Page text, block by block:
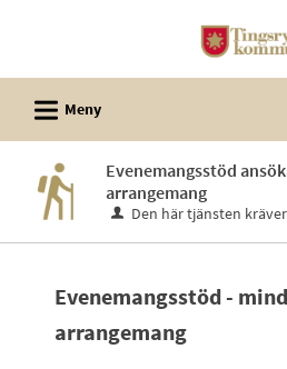
e-
tjänster
-
Tingsryds
kommun
L Meny
Evenemangsstöd
arrangemang
Den här tjänsten
Evenemangsstöd -
arrangemang